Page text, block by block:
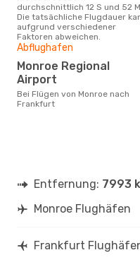
durchschnittlich 12 S und 52
Die tatsächliche Flugdauer
aufgrund verschiedener
Faktoren abweichen.
Abflughafen
Monroe Regional
Airport
Bei Flügen von Monroe nach
Frankfurt
Entfernung: 7993
Monroe Flughäfen
Frankfurt